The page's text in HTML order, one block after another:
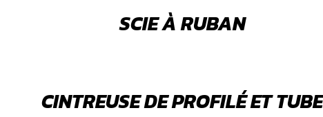
SCIE À RUBAN
CINTREUSE DE PROFILÉ ET TUBE